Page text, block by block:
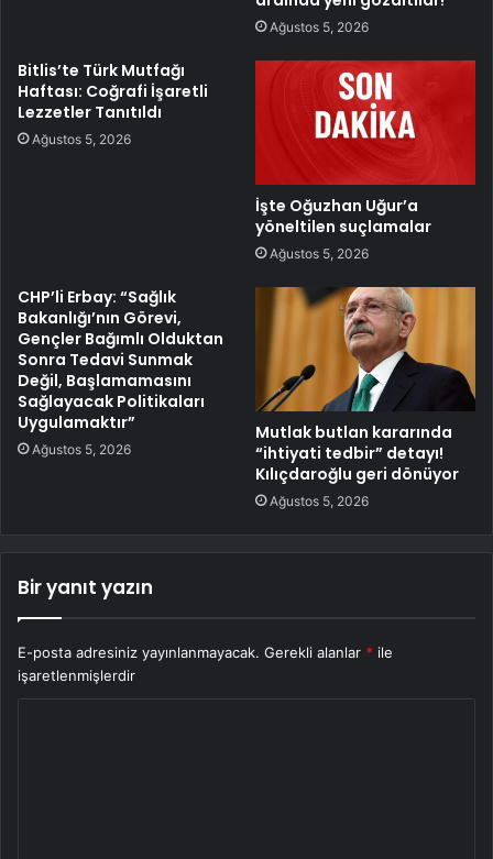
Ağustos 5, 2026
Bitlis’te Türk Mutfağı
Haftası: Coğrafi İşaretli
Lezzetler Tanıtıldı
Ağustos 5, 2026
İşte Oğuzhan Uğur’a
yöneltilen suçlamalar
Ağustos 5, 2026
CHP’li Erbay: “Sağlık
Bakanlığı’nın Görevi,
Gençler Bağımlı Olduktan
Sonra Tedavi Sunmak
Değil, Başlamamasını
Sağlayacak Politikaları
Uygulamaktır”
Ağustos 5, 2026
Mutlak butlan kararında
“ihtiyati tedbir” detayı!
Kılıçdaroğlu geri dönüyor
Ağustos 5, 2026
Bir yanıt yazın
E-posta adresiniz yayınlanmayacak. Gerekli alanlar * ile
işaretlenmişlerdir